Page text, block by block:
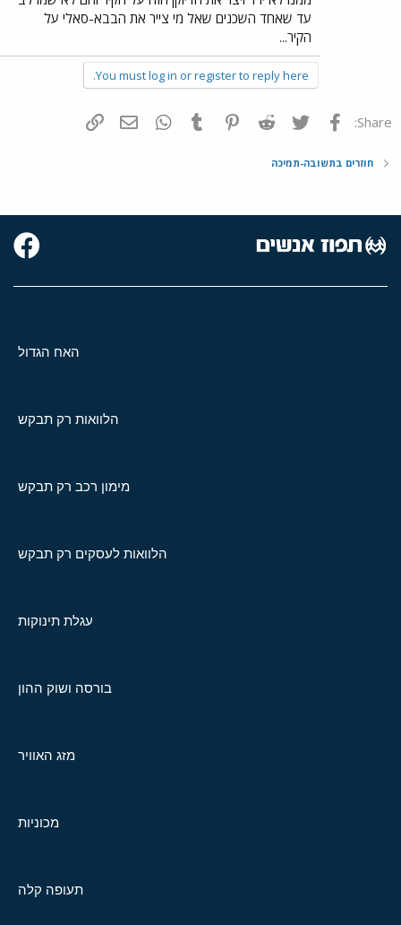
עד שאחד השכנים שאל מי צייר את הבבא-סאלי על
הקיר...
You must log in or register to reply here.
Share: פייסבוק Twitter
Reddit
Pinterest
Tumblr
WhatsAppדואר אלקטרוני
חוזרים בתשובה-תמיכה
האח הגדול
הלוואות רק תבקש
מימון רכב רק תבקש
הלוואות לעסקים רק תבקש
עגלת תינוקות
בורסה ושוק ההון
מזג האוויר
מכוניות
תעופה קלה